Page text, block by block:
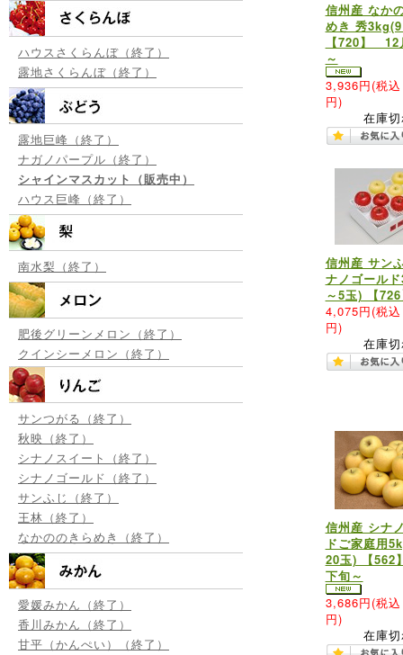
ハウスさくらんぼ（終了）
露地さくらんぼ（終了）
露地巨峰（終了）
ナガノパープル（終了）
シャインマスカット（販売中）
ハウス巨峰（終了）
南水梨（終了）
肥後グリーンメロン（終了）
クインシーメロン（終了）
サンつがる（終了）
秋映（終了）
シナノスイート（終了）
シナノゴールド（終了）
サンふじ（終了）
王林（終了）
なかののきらめき（終了）
愛媛みかん（終了）
香川みかん（終了）
甘平（かんぺい）（終了）
信州産 なか
めき 秀
【720】 12
～
3,936円(税
円)
在庫
信州産 サン
ナノゴール
～5玉) 【
4,075円(税
円)
在庫
信州産 シナ
ドご家庭用
20玉) 【562
下旬～
3,686円(税
円)
在庫